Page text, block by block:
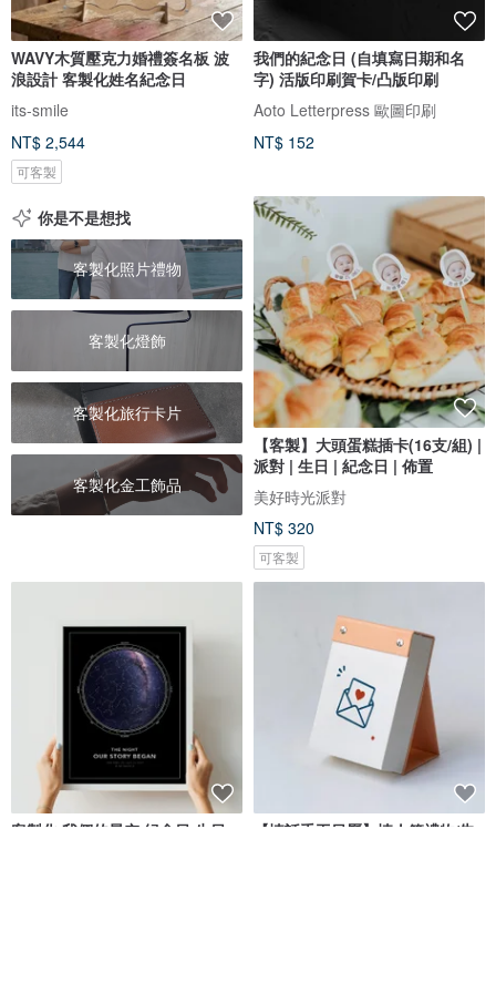
WAVY木質壓克力婚禮簽名板 波
浪設計 客製化姓名紀念日
its-smile
NT$ 2,544
可客製
我們的紀念日 (自填寫日期和名
字) 活版印刷賀卡/凸版印刷
Aoto Letterpress 歐圖印刷
NT$ 152
你是不是想找
客製化照片禮物
客製化燈飾
客製化旅行卡片
客製化金工飾品
【客製】大頭蛋糕插卡(16支/組) |
派對 | 生日 | 紀念日 | 佈置
美好時光派對
NT$ 320
可客製
客製化 我們的星空 紀念日 生日
【情話手工日曆】情人節禮物/告